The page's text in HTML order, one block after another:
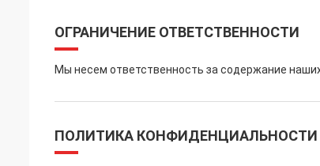
ОГРАНИЧЕНИЕ ОТВЕТСТВЕННОСТИ
Мы несем ответственность за содержание
ПОЛИТИКА КОНФИДЕНЦИАЛЬНОСТИ